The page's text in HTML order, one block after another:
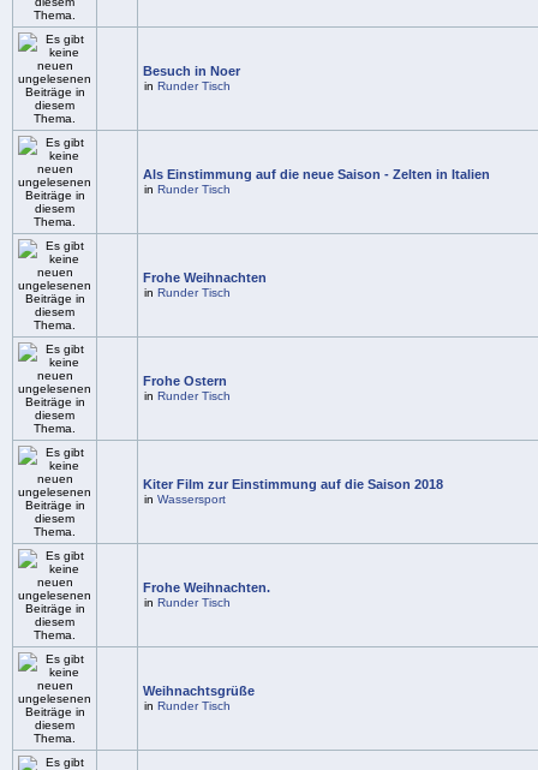
Besuch in Noer
in Runder Tisch
Als Einstimmung auf die neue Saison - Zelten in Italien
in Runder Tisch
Frohe Weihnachten
in Runder Tisch
Frohe Ostern
in Runder Tisch
Kiter Film zur Einstimmung auf die Saison 2018
in Wassersport
Frohe Weihnachten.
in Runder Tisch
Weihnachtsgrüße
in Runder Tisch